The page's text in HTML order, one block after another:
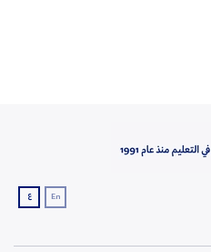
En ع